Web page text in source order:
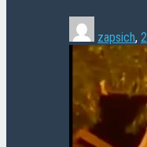
zapsich,